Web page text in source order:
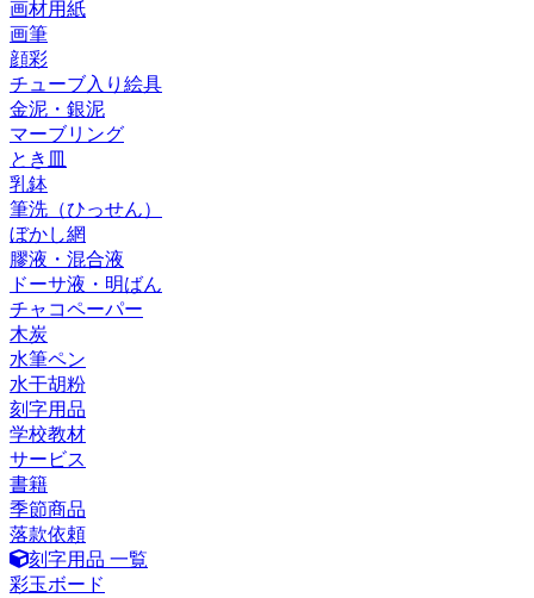
画材用紙
画筆
顔彩
チューブ入り絵具
金泥・銀泥
マーブリング
とき皿
乳鉢
筆洗（ひっせん）
ぼかし網
膠液・混合液
ドーサ液・明ばん
チャコペーパー
木炭
水筆ペン
水干胡粉
刻字用品
学校教材
サービス
書籍
季節商品
落款依頼
刻字用品 一覧
彩玉ボード